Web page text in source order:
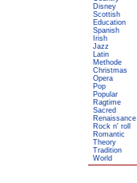
Disney
Scottish
Education
Spanish
Irish
Jazz
Latin
Methode
Christmas
Opera
Pop
Popular
Ragtime
Sacred
Renaissance
Rock n' roll
Romantic
Theory
Tradition
World